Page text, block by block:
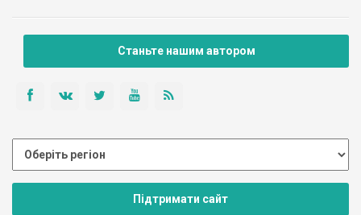
Станьте нашим автором
Підтримати сайт